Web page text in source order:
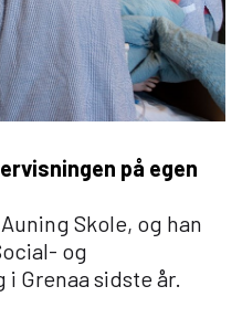
på egen
Skole, og han
og
Grenaa sidste år.